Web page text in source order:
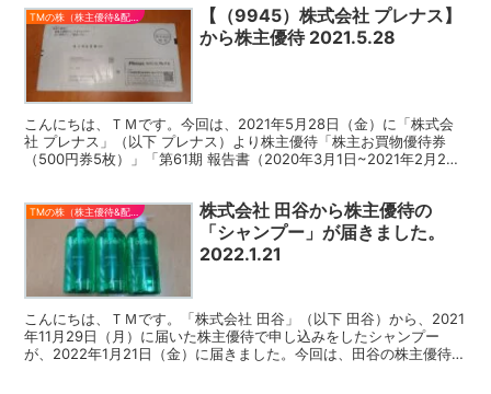
【（9945）株式会社 プレナス】
から株主優待 2021.5.28
こんにちは、ＴＭです。今回は、2021年5月28日（金）に「株式会
社 プレナス」（以下 プレナス）より株主優待「株主お買物優待券
（500円券5枚）」「第61期 報告書（2020年3月1日~2021年2月28
TMの株（株主優待&配当）
株式会社 田谷から株主優待の
「シャンプー」が届きました。
2022.1.21
こんにちは、ＴＭです。「株式会社 田谷」（以下 田谷）から、2021
年11月29日（月）に届いた株主優待で申し込みをしたシャンプー
が、2022年1月21日（金）に届きました。今回は、田谷の株主優待の